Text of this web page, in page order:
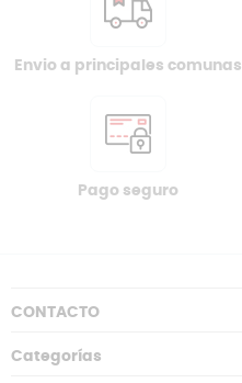
Envio a principales comunas
Pago seguro
CONTACTO
Categorías